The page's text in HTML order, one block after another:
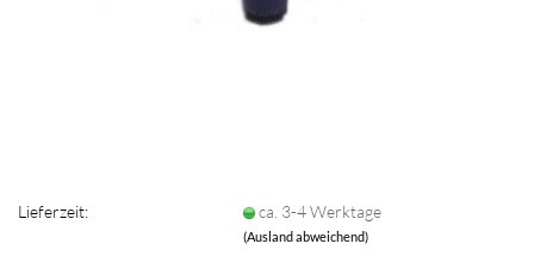
Lieferzeit: ca. 3-4 Werktage
(Ausland abweichend)